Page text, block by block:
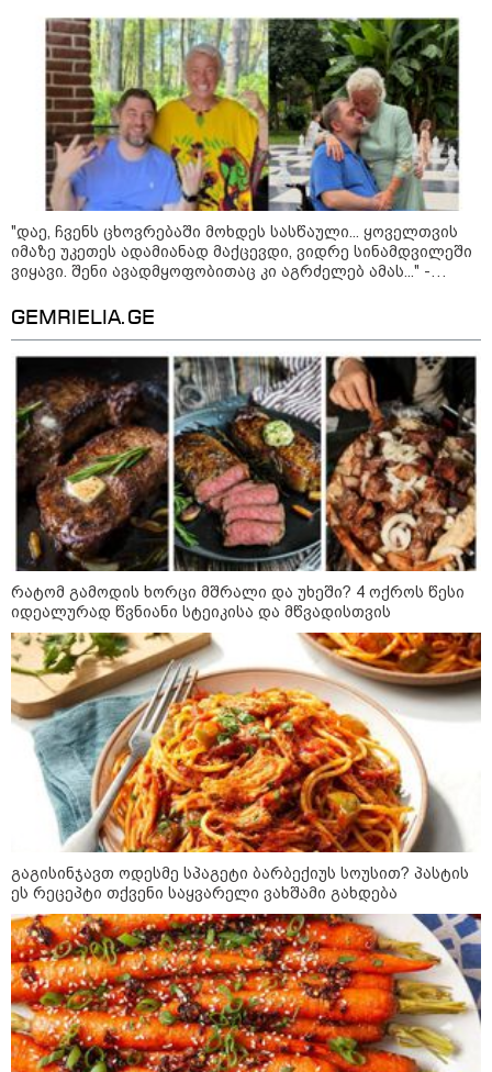
11:17 / 08-08-2026
არშემდგარი ქორწინება 15 წლით უფროს
ქართველთან - ალინა კაბაევას
საიდუმლო ცხოვრება: როგორ
გამოიყურებოდა ის პლასტიკურ
ოპერაციებამდე
14:20 / 08-08-2026
"ქალაქი დავთმე, მაგრამ
ქალურობა - არა. ვერ იჯერებენ
ფერმერი თუ ვარ" - როგორ
ცხოვრობს ახალგაზრდა ქალი,
გადავიდა და ფერმერი გახდა
09:36 / 08-08-2026
"ბავშვობიდან ასე ვარ..
ფანატიკურად ვარ შეყვარებული
საქართველოზე" - გაიცანით
მარტინ გუიმჯიანი, ქართულ
ენასა და საქართველოზე
შეყვარებული სომეხი ბიჭი
23:15 / 07-08-2026
ამოუცნობი ანომალიური
მოვლენები - ტრამპის
ადმინისტრაციამ “UFO”- ს
ფაილების მორიგი პაკეტი
გამოაქვეყნა
22:30 / 07-08-2026
ინტერნეტში ამაღელვებელი
კადრები ვრცელდება - როგორ
გადაარჩინა 56 წლის კაცმა
ბავშვები აბობოქრებულ ზღვაში
დახრჩობას
"დაე, ჩვენს ცხოვრებაში მოხდეს სასწაული... ყოველთვის
იმაზე უკეთეს ადამიანად მაქცევდი, ვიდრე სინამდვილეში
ვიყავი. შენი ავადმყოფობითაც კი აგრძელებ ამას..." -
GEMRIELIA.GE
რატომ გამოდის ხორცი მშრალი და უხეში? 4 ოქროს წესი
იდეალურად წვნიანი სტეიკისა და მწვადისთვის
გაგისინჯავთ ოდესმე სპაგეტი ბარბექიუს სოუსით? პასტის
ეს რეცეპტი თქვენი საყვარელი ვახშამი გახდება